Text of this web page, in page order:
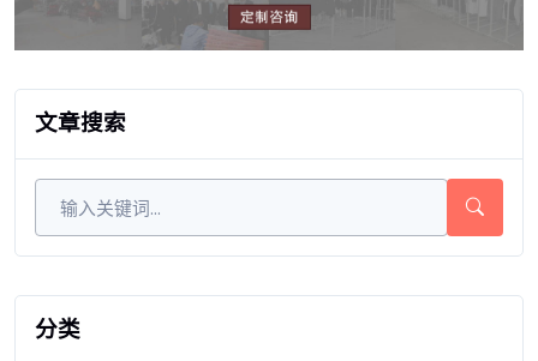
文章搜索
分类